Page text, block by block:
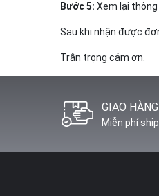
Bước 5: Xem lại
Sau khi nhận được
Trân trọng cảm ơn.
GIAO
Miễn phí ship